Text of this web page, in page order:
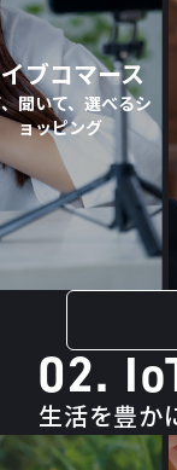
ブコマース
聞いて、選べるシ
ョッピング
02.
生活を豊か